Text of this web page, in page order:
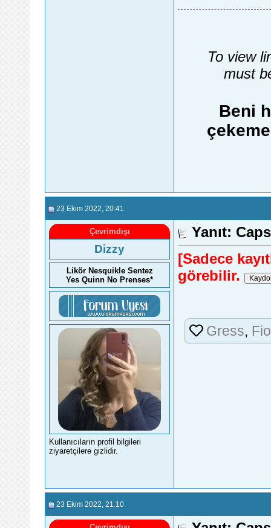
To view
must
Beni
23 Ekim 2022 , 20:41
Çevrimdışı
Dizzy
Likör Nesquikle Sentez
Yes Quinn No Prenses*
Kullanıcıların profil bilgileri
ziyaretçilere gizlidir.
Yanıt:
[Sadece
görebilir.
Gress,
23 Ekim 2022 , 21:10